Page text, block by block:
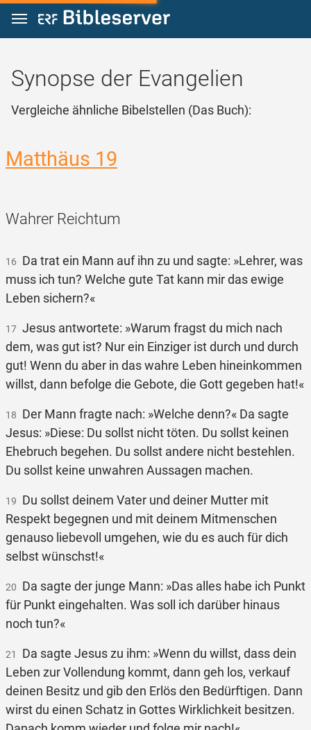
Zum Inhalt springen
Synopse der Evangelien
Vergleiche ähnliche Bibelstellen (Das Buch):
Matthäus 19
Wahrer Reichtum
16 Da trat ein Mann auf ihn zu und sagte: »Lehrer, was
muss ich tun? Welche gute Tat kann mir das ewige
Leben sichern?«
17 Jesus antwortete: »Warum fragst du mich nach
dem, was gut ist? Nur ein Einziger ist durch und durch
gut! Wenn du aber in das wahre Leben hineinkommen
willst, dann befolge die Gebote, die Gott gegeben hat!«
18 Der Mann fragte nach: »Welche denn?« Da sagte
Jesus: »Diese: Du sollst nicht töten. Du sollst keinen
Ehebruch begehen. Du sollst andere nicht bestehlen.
Du sollst keine unwahren Aussagen machen.
19 Du sollst deinem Vater und deiner Mutter mit
Respekt begegnen und mit deinem Mitmenschen
genauso liebevoll umgehen, wie du es auch für dich
selbst wünschst!«
20 Da sagte der junge Mann: »Das alles habe ich Punkt
für Punkt eingehalten. Was soll ich darüber hinaus
noch tun?«
21
Da sagte Jesus zu ihm: »Wenn du willst, dass dein
Leben zur Vollendung kommt, dann geh los, verkauf
deinen Besitz und gib den Erlös den Bedürftigen. Dann
wirst du einen Schatz in Gottes Wirklichkeit besitzen.